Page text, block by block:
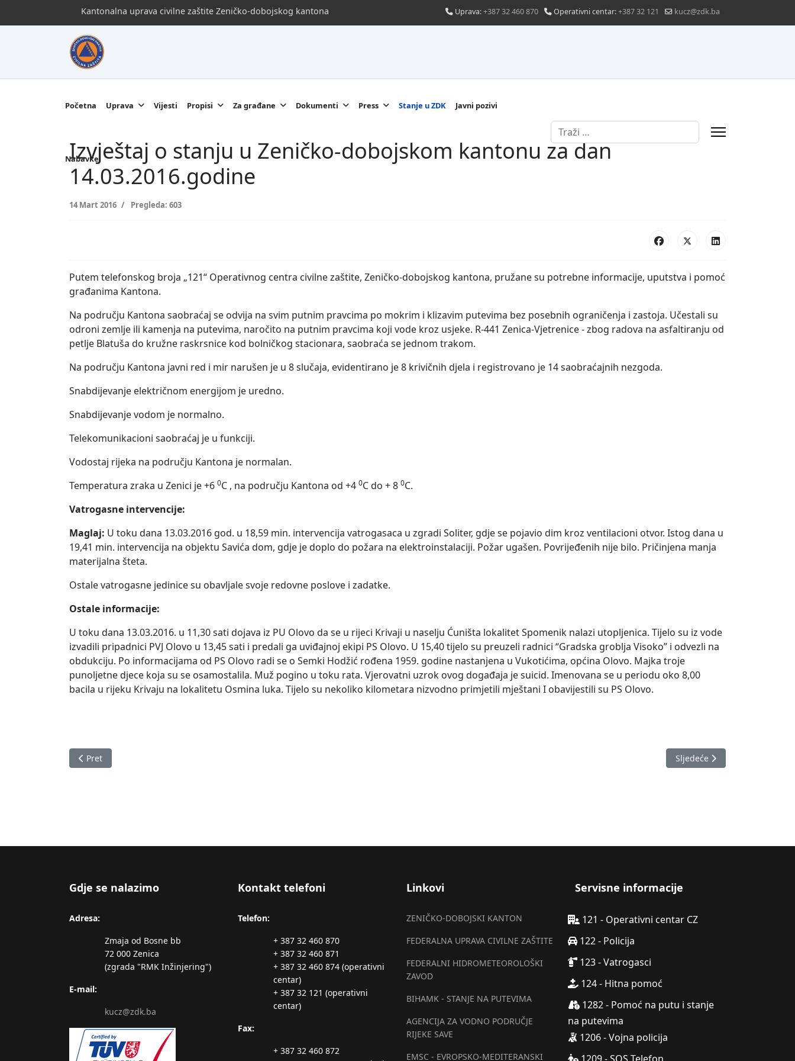
Kantonalna uprava civilne zaštite Zeničko-dobojskog kantona Uprava:+387 32 460 870 Operativni centar:+387 32 121 kucz@zdk.ba
Početna Uprava Vijesti Propisi Za građane Dokumenti Press Stanje u ZDK Javni pozivi
Nabavke
Traži
Izvještaj o stanju u Zeničko-dobojskom kantonu za dan
14.03.2016.godine
14 Mart 2016 Pregleda: 603
Putem telefonskog broja „121“ Operativnog centra civilne zaštite, Zeničko-dobojskog kantona, pružane su potrebne informacije, uputstva i pomoć
građanima Kantona.
Na području Kantona saobraćaj se odvija na svim putnim pravcima po mokrim i klizavim putevima bez posebnih ograničenja i zastoja. Učestali su
odroni zemlje ili kamenja na putevima, naročito na putnim pravcima koji vode kroz usjeke. R-441 Zenica-Vjetrenice - zbog radova na asfaltiranju od
petlje Blatuša do kružne raskrsnice kod bolničkog stacionara, saobraća se jednom trakom.
Na području Kantona javni red i mir narušen je u 8 slučaja, evidentirano je 8 krivičnih djela i registrovano je 14 saobraćajnih nezgoda.
Snabdijevanje električnom energijom je uredno.
Snabdijevanje vodom je normalno.
Telekomunikacioni saobraćaj je u funkciji.
Vodostaj rijeka na području Kantona je normalan.
Temperatura zraka u Zenici je +6 0C , na području Kantona od +4 0C do + 8 0C.
Vatrogasne intervencije:
Maglaj: U toku dana 13.03.2016 god. u 18,59 min. intervencija vatrogasaca u zgradi Soliter, gdje se pojavio dim kroz ventilacioni otvor. Istog dana u
19,41 min. intervencija na objektu Savića dom, gdje je doplo do požara na elektroinstalaciji. Požar ugašen. Povrijeđenih nije bilo. Pričinjena manja
materijalna šteta.
Ostale vatrogasne jedinice su obavljale svoje redovne poslove i zadatke.
Ostale informacije:
U toku dana 13.03.2016. u 11,30 sati dojava iz PU Olovo da se u rijeci Krivaji u naselju Ćuništa lokalitet Spomenik nalazi utopljenica. Tijelo su iz vode
izvadili pripadnici PVJ Olovo u 13,45 sati i predali ga uviđajnoj ekipi PS Olovo. U 15,40 tijelo su preuzeli radnici “Gradska groblja Visoko” i odvezli na
obdukciju. Po informacijama od PS Olovo radi se o Semki Hodžić rođena 1959. godine nastanjena u Vukotićima, općina Olovo. Majka troje
punoljetne djece koja su se osamostalila. Muž pogino u toku rata. Vjerovatni uzrok ovog događaja je suicid. Imenovana se u periodu oko 8,00
bacila u rijeku Krivaju na lokalitetu Osmina luka. Tijelo su nekoliko kilometara nizvodno primjetili mještani I obavijestili su PS Olovo.
Prethodni članak: Izvještaj o stanju u Zeničko-dobojskom kantonu za dan 15.03.2016.godine
Pret Sljedeći članak: Izvještaj o
Sljedeće
Gdje se nalazimo
Adresa:
Zmaja od Bosne bb
72 000 Zenica
(zgrada "RMK Inžinjering")
E-mail:
kucz@zdk.ba
Kontakt telefoni
Telefon:
+ 387 32 460 870
+ 387 32 460 871
+ 387 32 460 874 (operativni
centar)
+ 387 32 121 (operativni
centar)
Fax:
+ 387 32 460 872
Linkovi
ZENIČKO-DOBOJSKI KANTON
FEDERALNA UPRAVA CIVILNE ZAŠTITE
FEDERALNI HIDROMETEOROLOŠKI
ZAVOD
BIHAMK - STANJE NA PUTEVIMA
AGENCIJA ZA VODNO PODRUČJE
RIJEKE SAVE
EMSC - EVROPSKO-MEDITERANSKI
Servisne informacije
121 - Operativni centar CZ
122 - Policija
123 - Vatrogasci
124 - Hitna pomoć
1282 - Pomoć na putu i stanje
na putevima
1206 - Vojna policija